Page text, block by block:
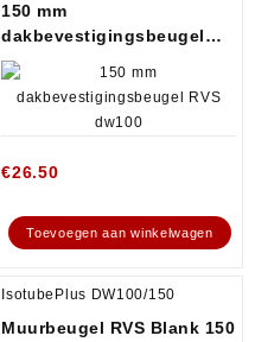
150 mm
dakbevestigingsbeugel
RVS...
€26.50
Toevoegen aan winkelwagen
IsotubePlus DW100/150
Muurbeugel RVS Blank 150